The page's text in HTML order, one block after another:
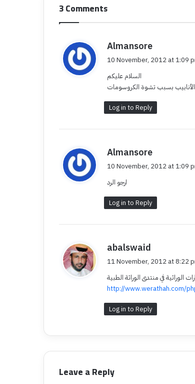
3 Comments
Almansore
a
:
10 November, 2012 at 1:09
السلام عليكم
Log in to Reply
Almansore
a
:
10 November, 2012 at 1:09
ارجو الرد
Log in to Reply
abalswaid
a
s
:
11 November, 2012 at 8:22
في منتدى الوراثة الطبية
http://www.werathah.com/
Log in to Reply
Leave a Reply